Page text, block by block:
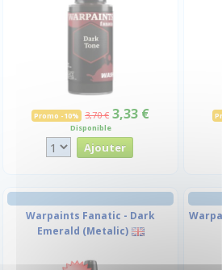
Promo -10% 3,70 € 3,33 €
Disponible
Warpaints Fanatic - Dark
Emerald (Metalic)